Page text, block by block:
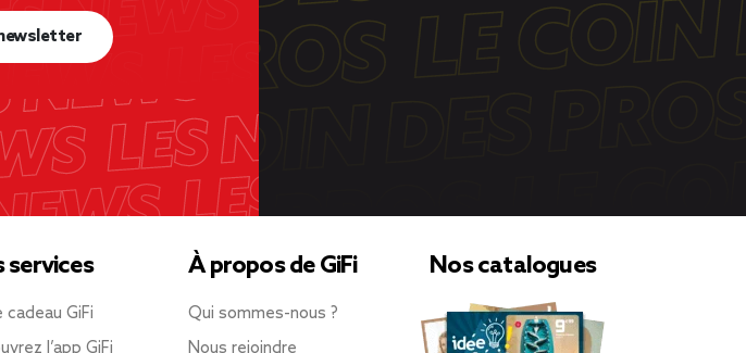
services
cadeau GiFi
l’app GiFi
À propos de GiFi
Qui sommes-nous ?
Nous rejoindre
Nos catalogues